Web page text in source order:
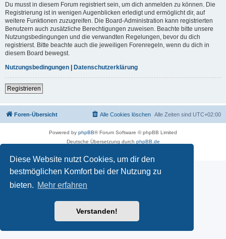
Diese Website nutzt Cookies, um dir den
bestmöglichen Komfort bei der Nutzung zu
bieten. Mehr erfahren
Verstanden!
Du musst in diesem Forum registriert sein, um dich anmelden zu können. Die
Registrierung ist in wenigen Augenblicken erledigt und ermöglicht dir, auf
weitere Funktionen zuzugreifen. Die Board-Administration kann registrierten
Benutzern auch zusätzliche Berechtigungen zuweisen. Beachte bitte unsere
Nutzungsbedingungen und die verwandten Regelungen, bevor du dich
registrierst. Bitte beachte auch die jeweiligen Forenregeln, wenn du dich in
diesem Board bewegst.
Nutzungsbedingungen | Datenschutzerklärung
Registrieren
Foren-Übersicht Alle Zeiten sind UTC+02:00
Alle Cookies löschen
Powered by phpBB® Forum Software © phpBB Limited
Deutsche Übersetzung durch phpBB.de